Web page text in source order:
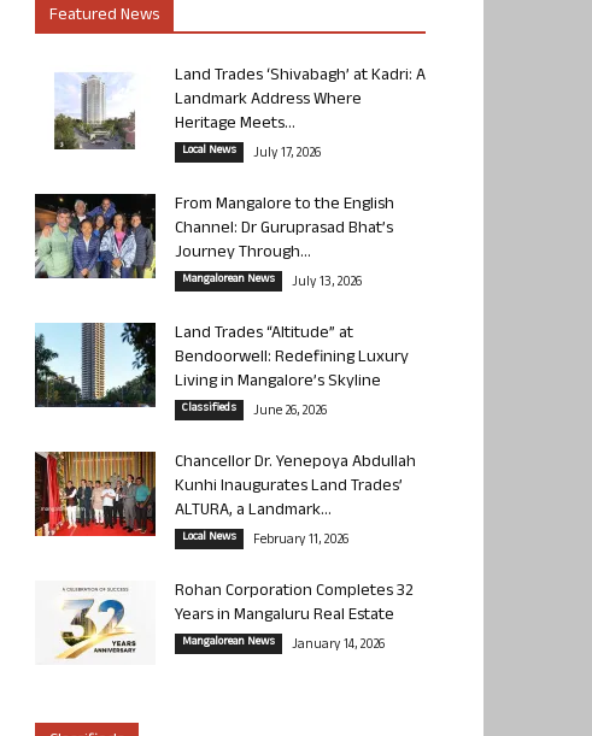
Featured News
Land Trades ‘Shivabagh’ at Kadri: A
Landmark Address Where
Heritage Meets...
Local News July 17, 2026
From Mangalore to the English
Channel: Dr Guruprasad Bhat’s
Journey Through...
Mangalorean News July 13, 2026
Land Trades “Altitude” at
Bendoorwell: Redefining Luxury
Living in Mangalore’s Skyline
Classifieds June 26, 2026
Chancellor Dr. Yenepoya Abdullah
Kunhi Inaugurates Land Trades’
ALTURA, a Landmark...
Local News February 11, 2026
Rohan Corporation Completes 32
Years in Mangaluru Real Estate
Mangalorean News January 14, 2026